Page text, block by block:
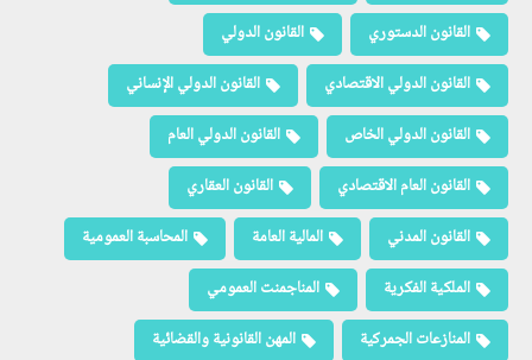
القانون الدستوري
القانون الدولي
القانون الدولي الاقتصادي
القانون الدولي الإنساني
القانون الدولي الخاص
القانون الدولي العام
القانون العام الاقتصادي
القانون العقاري
القانون المدني
المالية العامة
المحاسبة العمومية
الملكية الفكرية
المناجمنت العمومي
المنازعات الجمركية
المهن القانونية والقضائية